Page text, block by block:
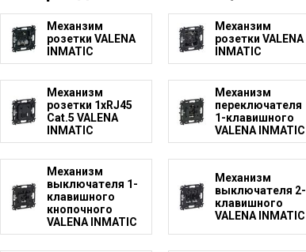
Механзим
розетки VALENA
INMATIC
Механзим
розетки VALENA
INMATIC
Механизм
розетки 1xRJ45
Cat.5 VALENA
INMATIC
Механизм
переключателя
1-клавишного
VALENA INMATIC
Механизм
выключателя 1-
клавишного
кнопочного
VALENA INMATIC
Механизм
выключателя 2-
клавишного
VALENA INMATIC